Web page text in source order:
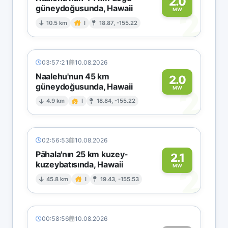
güneydoğusunda, Hawaii
10.5 km I 18.87, -155.22
MW2
03:57:21 10.08.2026
Naalehu'nun 45 km
güneydoğusunda, Hawaii
4.9 km I 18.84, -155.22
2.0
MW2
02:56:53 10.08.2026
Pāhala'nın 25 km kuzey-
kuzeybatısında, Hawaii
45.8 km I 19.43, -155.53
2.1
MW
2
00:58:56 10.08.2026